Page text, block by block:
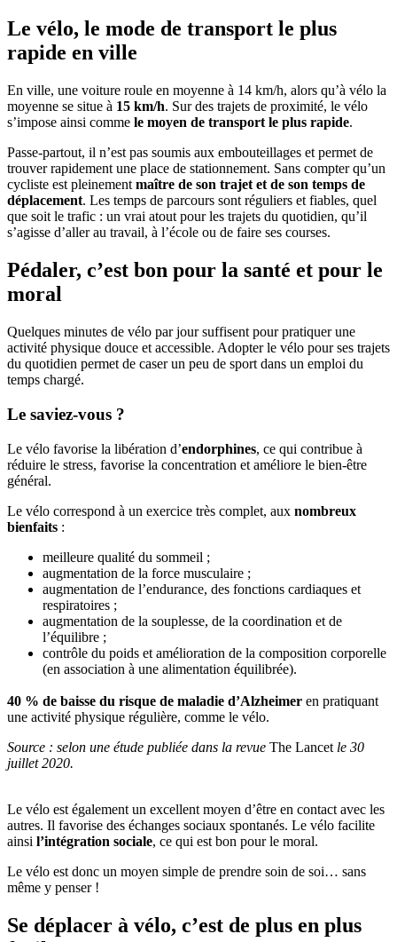
Le vélo, le mode de transport le plus
rapide en ville
En ville, une voiture roule en moyenne à 14 km/h, alors qu’à vélo la
moyenne se situe à 15 km/h. Sur des trajets de proximité, le vélo
s’impose ainsi comme le moyen de transport le plus rapide.
Passe-partout, il n’est pas soumis aux embouteillages et permet de
trouver rapidement une place de stationnement. Sans compter qu’un
cycliste est pleinement maître de son trajet et de son temps de
déplacement. Les temps de parcours sont réguliers et fiables, quel
que soit le trafic : un vrai atout pour les trajets du quotidien, qu’il
s’agisse d’aller au travail, à l’école ou de faire ses courses.
Pédaler, c’est bon pour la santé et pour le
moral
Quelques minutes de vélo par jour suffisent pour pratiquer une
activité physique douce et accessible. Adopter le vélo pour ses trajets
du quotidien permet de caser un peu de sport dans un emploi du
temps chargé.
Le saviez-vous ?
Le vélo favorise la libération d’endorphines, ce qui contribue à
réduire le stress, favorise la concentration et améliore le bien-être
général.
Le vélo correspond à un exercice très complet, aux nombreux
bienfaits :
meilleure qualité du sommeil ;
augmentation de la force musculaire ;
augmentation de l’endurance, des fonctions cardiaques et
respiratoires ;
augmentation de la souplesse, de la coordination et de
l’équilibre ;
contrôle du poids et amélioration de la composition corporelle
(en association à une alimentation équilibrée).
40 % de baisse du risque de maladie d’Alzheimer en pratiquant
une activité physique régulière, comme le vélo.
Source : selon une étude publiée dans la revue The Lancet le 30
juillet 2020.
Le vélo est également un excellent moyen d’être en contact avec les
autres. Il favorise des échanges sociaux spontanés. Le vélo facilite
ainsi l’intégration sociale, ce qui est bon pour le moral.
Le vélo est donc un moyen simple de prendre soin de soi… sans
même y penser !
Se déplacer à vélo, c’est de plus en plus